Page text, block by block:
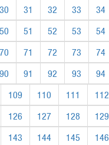
30 31 32 33 34
50 51 52 53 54
70 71 72 73 74
90 91 92 93 94
109 110 111 112
126 127 128 129
143 144 145 146